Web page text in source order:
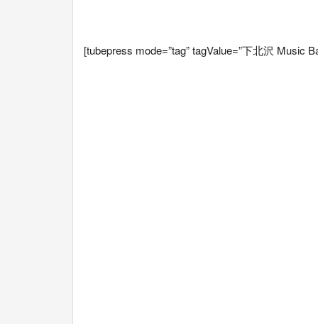
[tubepress mode=”tag” tagValue=”下北沢 Music